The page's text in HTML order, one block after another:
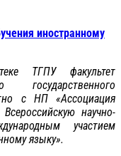
иностранному
ТГПУ факультет
с НП «Ассоциация
научно-
участием
языку».